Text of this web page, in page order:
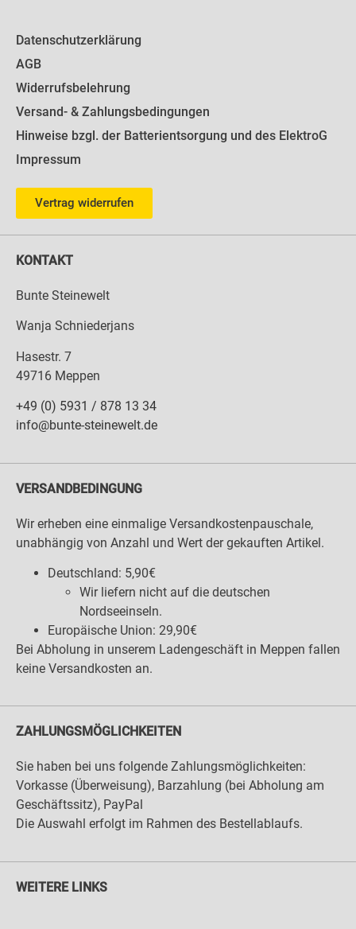
Datenschutzerklärung
AGB
Widerrufsbelehrung
Versand- & Zahlungsbedingungen
Hinweise bzgl. der Batterientsorgung und des ElektroG
Impressum
Vertrag widerrufen
KONTAKT
Bunte Steinewelt
Wanja Schniederjans
Hasestr. 7
49716 Meppen
+49 (0) 5931 / 878 13 34
info@bunte-steinewelt.de
VERSANDBEDINGUNG
Wir erheben eine einmalige Versandkostenpauschale,
unabhängig von Anzahl und Wert der gekauften Artikel.
Deutschland: 5,90€
Wir liefern nicht auf die deutschen
Nordseeinseln.
Europäische Union: 29,90€
Bei Abholung in unserem Ladengeschäft in Meppen fallen
keine Versandkosten an.
ZAHLUNGSMÖGLICHKEITEN
Sie haben bei uns folgende Zahlungsmöglichkeiten:
Vorkasse (Überweisung), Barzahlung (bei Abholung am
Geschäftssitz), PayPal
Die Auswahl erfolgt im Rahmen des Bestellablaufs.
WEITERE LINKS